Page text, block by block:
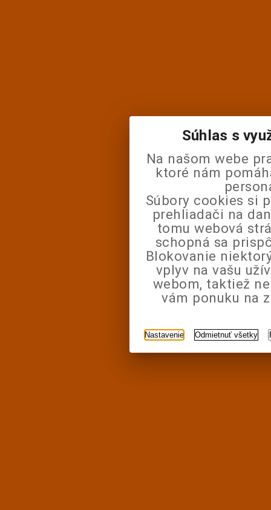
Súhlas s
Na našom webe
ktoré nám
Súbory cookies si
prehliadači na
tomu webová
schopná sa
Blokovanie
vplyv na vašu
webom, taktiež
vám ponuku na
Nastavenie Odmietnuť všetky